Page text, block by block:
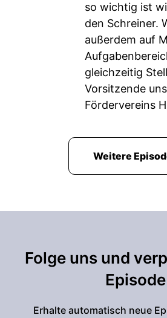
so wichtig ist
den Schreiner.
außerdem auf
gleichzeitig
Vorsitzende
Fördervereins
Weitere
Folge uns und
Episode
Erhalte automatisch neue